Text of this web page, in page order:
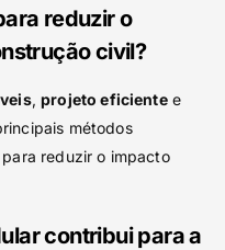
reduzir o
civil?
,projeto eficientee
métodos
reduzir o impacto
contribui para a